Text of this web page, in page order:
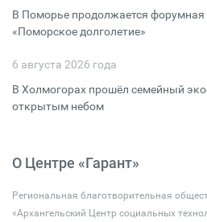
В Поморье продолжается форумная
«Поморское долголетие»
6 августа 2026 года
В Холмогорах прошёл семейный
открытым небом
О Центре «Гарант»
Региональная благотворительная
«Архангельский Центр социальных